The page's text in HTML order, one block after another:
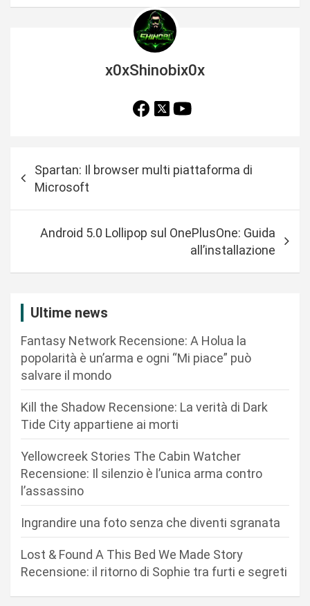
x0xShinobix0x
a
Spartan: Il browser multi piattaforma di
Microsoft
Android 5.0 Lollipop sul OnePlusOne: Guida
all’installazione
Ultime news
Fantasy Network Recensione: A Holua la
popolarità è un’arma e ogni “Mi piace” può
salvare il mondo
Kill the Shadow Recensione: La verità di Dark
Tide City appartiene ai morti
Yellowcreek Stories The Cabin Watcher
Recensione: Il silenzio è l’unica arma contro
l’assassino
Ingrandire una foto senza che diventi sgranata
Lost & Found A This Bed We Made Story
Recensione: il ritorno di Sophie tra furti e segreti